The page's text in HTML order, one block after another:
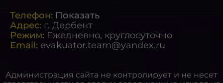
Телефон: Показать
Адрес: г. Дербент
Режим: Ежедневно, круглосуточно
Email: evakuator.team@yandex.ru
Администрация сайта не контролирует и не несет